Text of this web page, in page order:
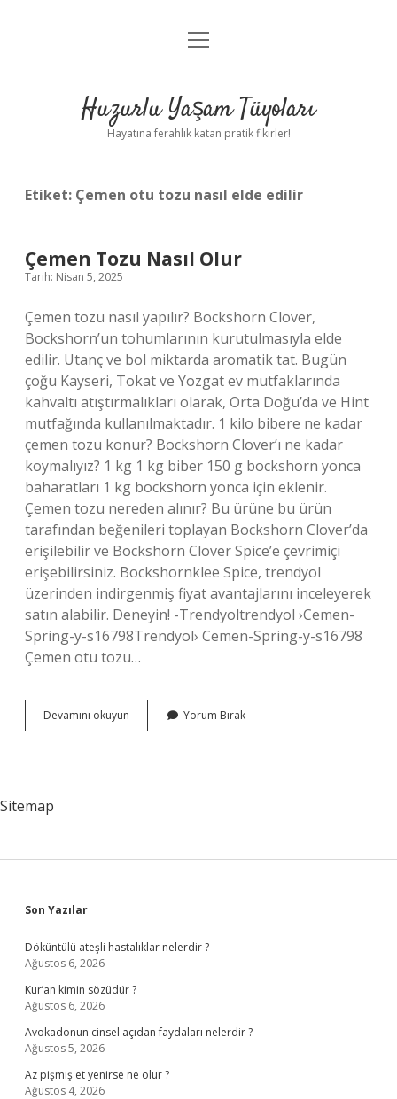
Anasayfa
Yasal Uyarı
menüyü
Huzurlu Yaşam Tüyoları
Hayatına ferahlık katan pratik fikirler!
Etiket: Çemen otu tozu nasıl elde edilir
Çemen Tozu Nasıl Olur
Tarih: Nisan 5, 2025
Çemen tozu nasıl yapılır? Bockshorn Clover,
Bockshorn’un tohumlarının kurutulmasıyla elde
edilir. Utanç ve bol miktarda aromatik tat. Bugün
çoğu Kayseri, Tokat ve Yozgat ev mutfaklarında
kahvaltı atıştırmalıkları olarak, Orta Doğu’da ve Hint
mutfağında kullanılmaktadır. 1 kilo bibere ne kadar
çemen tozu konur? Bockshorn Clover’ı ne kadar
koymalıyız? 1 kg 1 kg biber 150 g bockshorn yonca
baharatları 1 kg bockshorn yonca için eklenir.
Çemen tozu nereden alınır? Bu ürüne bu ürün
tarafından beğenileri toplayan Bockshorn Clover’da
erişilebilir ve Bockshorn Clover Spice’e çevrimiçi
erişebilirsiniz. Bockshornklee Spice, trendyol
üzerinden indirgenmiş fiyat avantajlarını inceleyerek
satın alabilir. Deneyin! -Trendyoltrendyol ›Cemen-
Spring-y-s16798Trendyol› Cemen-Spring-y-s16798
Çemen otu tozu…
Devamını okuyun
Tozu
Yorum Bırak
Sitemap
Sidebar
Son Yazılar
Döküntülü ateşli hastalıklar nelerdir ?
Ağustos 6, 2026
Kur’an kimin sözüdür ?
Ağustos 6, 2026
Avokadonun cinsel açıdan faydaları nelerdir ?
Ağustos 5, 2026
Az pişmiş et yenirse ne olur ?
Ağustos 4, 2026